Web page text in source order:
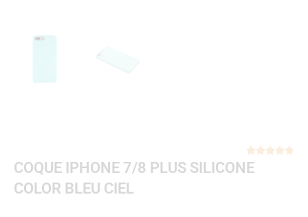

COQUE IPHONE 7/8 PLUS SILICONE
COLOR BLEU CIEL